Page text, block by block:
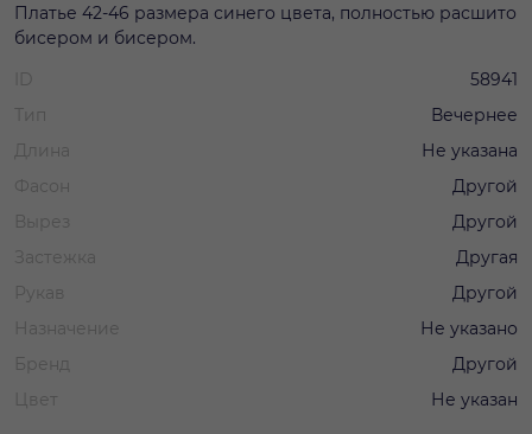
Платье 42-46 размера синего цвета, полностью расшито
бисером и бисером.
ID
58941
Тип
Вечернее
Длина
Не указана
Фасон
Другой
Вырез
Другой
Застежка
Другая
Рукав
Другой
Назначение
Не указано
Бренд
Другой
Цвет
Не указан